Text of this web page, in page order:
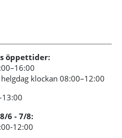
öppettider:
klockan 08:00–12:00
6 - 7/8:
12:00